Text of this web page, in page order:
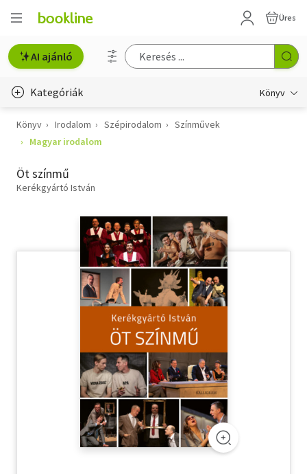
Üres
AI ajánló
Kategóriák Könyv
Életmód, egészség
Gyermek- és ifjúsági
Hobbi, szabadidő
Tankönyv, segédkönyv
Társadalomtudomány
Természettudomány
Könyv Irodalom Szépirodalom
Színművek
Magyar irodalom
Öt színmű
Kerékgyártó István